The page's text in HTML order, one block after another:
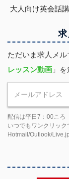
大人向け英会話
ただいま求人メ
レッスン動画 」
配信は平日7：00ころ
いつでもワンクリック
Hotmail/Outlook/